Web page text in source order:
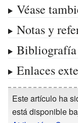
Véase
Notas y
Bibliografía
Enlaces
Este artículo ha
está disponible